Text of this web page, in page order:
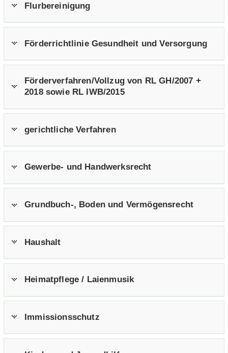
Flur­be­rei­ni­gung
För­der­richt­li­nie Ge­sund­heit und Ver­sor­gung
För­der­ver­fah­ren/Voll­zug von RL GH/2007 +
2018 sowie RL IWB/2015
ge­richt­li­che Ver­fah­ren
Gewerbe-​ und Hand­werks­recht
Grundbuch-​, Boden und Ver­mö­gens­recht
Haus­halt
Hei­mat­pfle­ge / Lai­en­mu­sik
Im­mis­si­ons­schutz